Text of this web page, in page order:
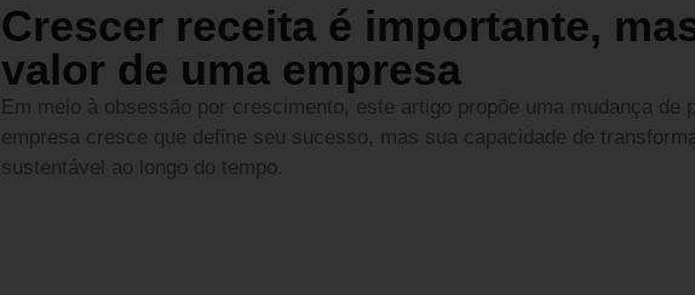
Crescer receita é importante,
valor de uma empresa
Em meio à obsessão por crescimento, este artigo propõe uma mudança de
empresa cresce que define seu sucesso, mas sua capacidade de
sustentável ao longo do tempo.